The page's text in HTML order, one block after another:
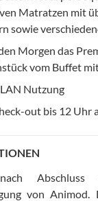
Matratzen mit
sowie
Morgen das
vom Buffet
Nutzung
out bis 12 Uhr
Abschluss
von Animod.